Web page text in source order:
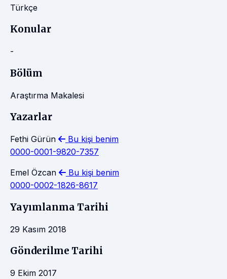
Türkçe
Konular
-
Bölüm
Araştırma Makalesi
Yazarlar
Fethi Gürün
Bu kişi benim
0000-0001-9820-7357
Emel Özcan
Bu kişi benim
0000-0002-1826-8617
Yayımlanma Tarihi
29 Kasım 2018
Gönderilme Tarihi
9 Ekim 2017